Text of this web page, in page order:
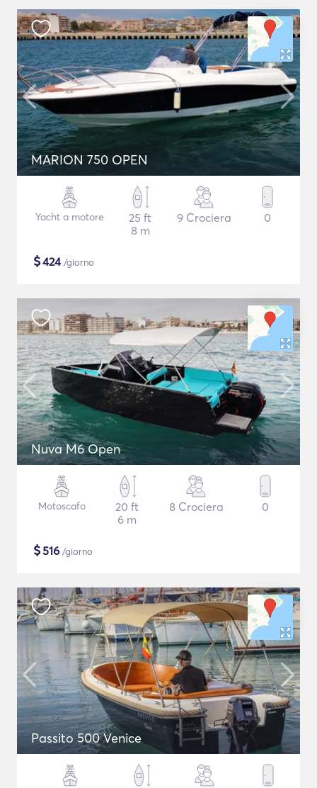
MARION 750 OPEN
Yacht a motore
25 ft
8 m
9 Crociera 0
$424/giorno
Nuva M6 Open
Motoscafo
20 ft
6 m
8 Crociera 0
$516 /giorno
Passito 500 Venice